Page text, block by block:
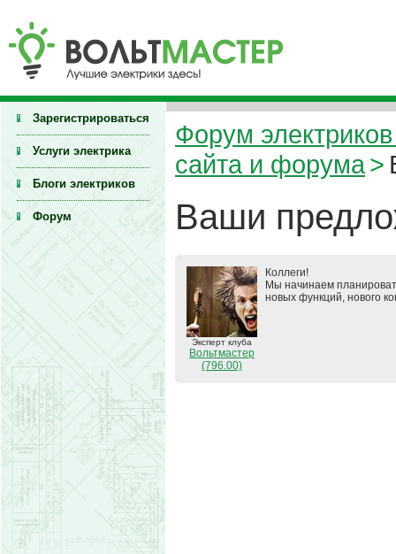
Зарегистрироваться
Услуги электрика
Блоги электриков
Форум
Форум электриков
сайта и форума>
Ваши
Эксперт клуба
Вольтмастер
(796.00)
Коллеги!
Мы начинаем
новых функций, нового